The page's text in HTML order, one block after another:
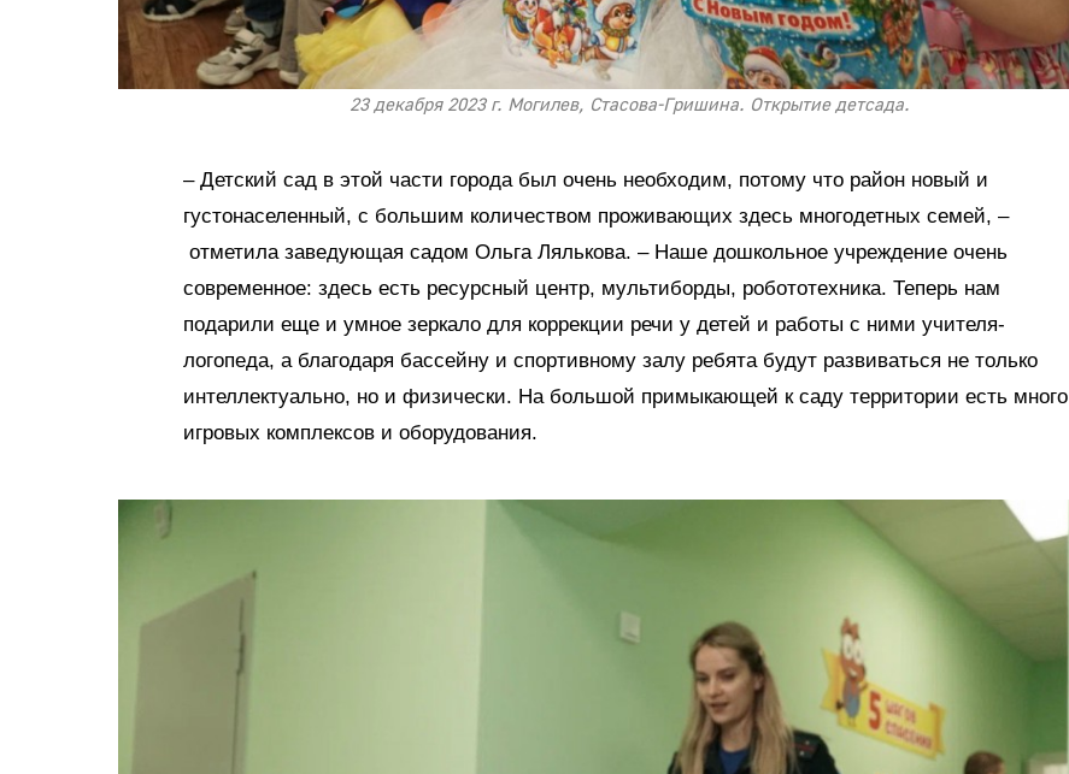
23 декабря 2023 г. Могилев, Стасова-Гришина. Открытие детсада.
– Детский сад в этой части города был очень необходим, потому что район новый и
густонаселенный, с большим количеством проживающих здесь многодетных семей, –
отметила заведующая садом Ольга Лялькова. – Наше дошкольное учреждение очень
современное: здесь есть ресурсный центр, мультиборды, робототехника. Теперь нам
подарили еще и умное зеркало для коррекции речи у детей и работы с ними учителя-
логопеда, а благодаря бассейну и спортивному залу ребята будут развиваться не только
интеллектуально, но и физически. На большой примыкающей к саду территории есть много
игровых комплексов и оборудования.